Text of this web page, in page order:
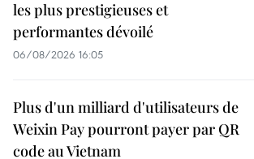
les plus prestigieuses et
performantes dévoilé
06/08/2026 16:05
Plus d'un milliard d'utilisateurs de
Weixin Pay pourront payer par QR
code au Vietnam